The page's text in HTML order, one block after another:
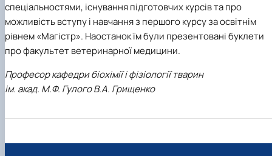
спеціальностями, існування підготовчих курсів та про
можливість вступу і навчання з першого курсу за освітнім
рівнем «Магістр». Наостанок їм були презентовані буклети
про факультет ветеринарної медицини.
Професор кафедри біохімії і фізіології тварин
ім. акад. М.Ф. Гулого В.А. Грищенко